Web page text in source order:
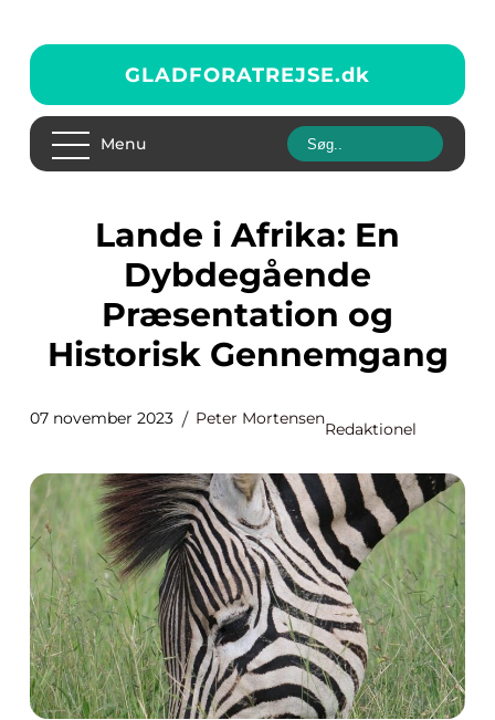
GLADFORATREJSE.dk
Menu
Lande i Afrika: En
Dybdegående
Præsentation og
Historisk Gennemgang
07 november 2023 Peter Mortensen
Redaktionel